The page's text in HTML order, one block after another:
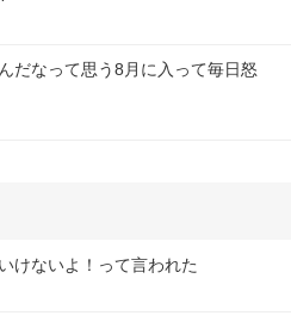
だなって思う8月に入って毎日怒
けないよ！って言われた